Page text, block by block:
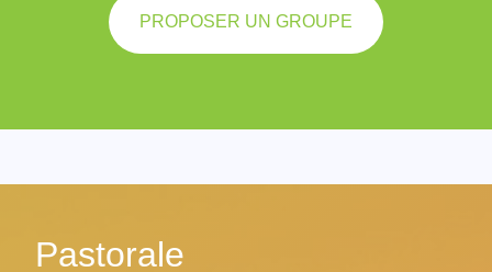
PROPOSER UN GROUPE
Pastorale